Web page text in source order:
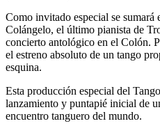
Como invitado especial se sumará
Colángelo, el último pianista de
concierto antológico en el Colón.
el estreno absoluto de un tango
esquina.
Esta producción especial del
lanzamiento y puntapié inicial de
encuentro tanguero del mundo.